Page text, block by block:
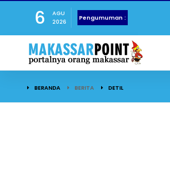
6
AGU
2026
Pengumuman :
BERANDA BERITA DETIL